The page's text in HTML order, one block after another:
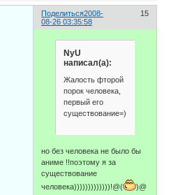
Поделиться 15
2008-
08-26 03:35:58
NyU
написал(а):
Жалость фторой
порок человека,
первый его
существование=)
но без человека не было бы
аниме !!поэтому я за
существование
человека)))))))))))))!@(
)@